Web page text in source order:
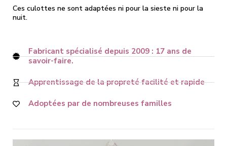
Ces culottes ne sont adaptées ni pour la sieste ni pour la
nuit.
Fabricant spécialisé depuis 2009 : 17 ans de
savoir-faire.
Apprentissage de la propreté facilité et rapide
Adoptées par de nombreuses familles